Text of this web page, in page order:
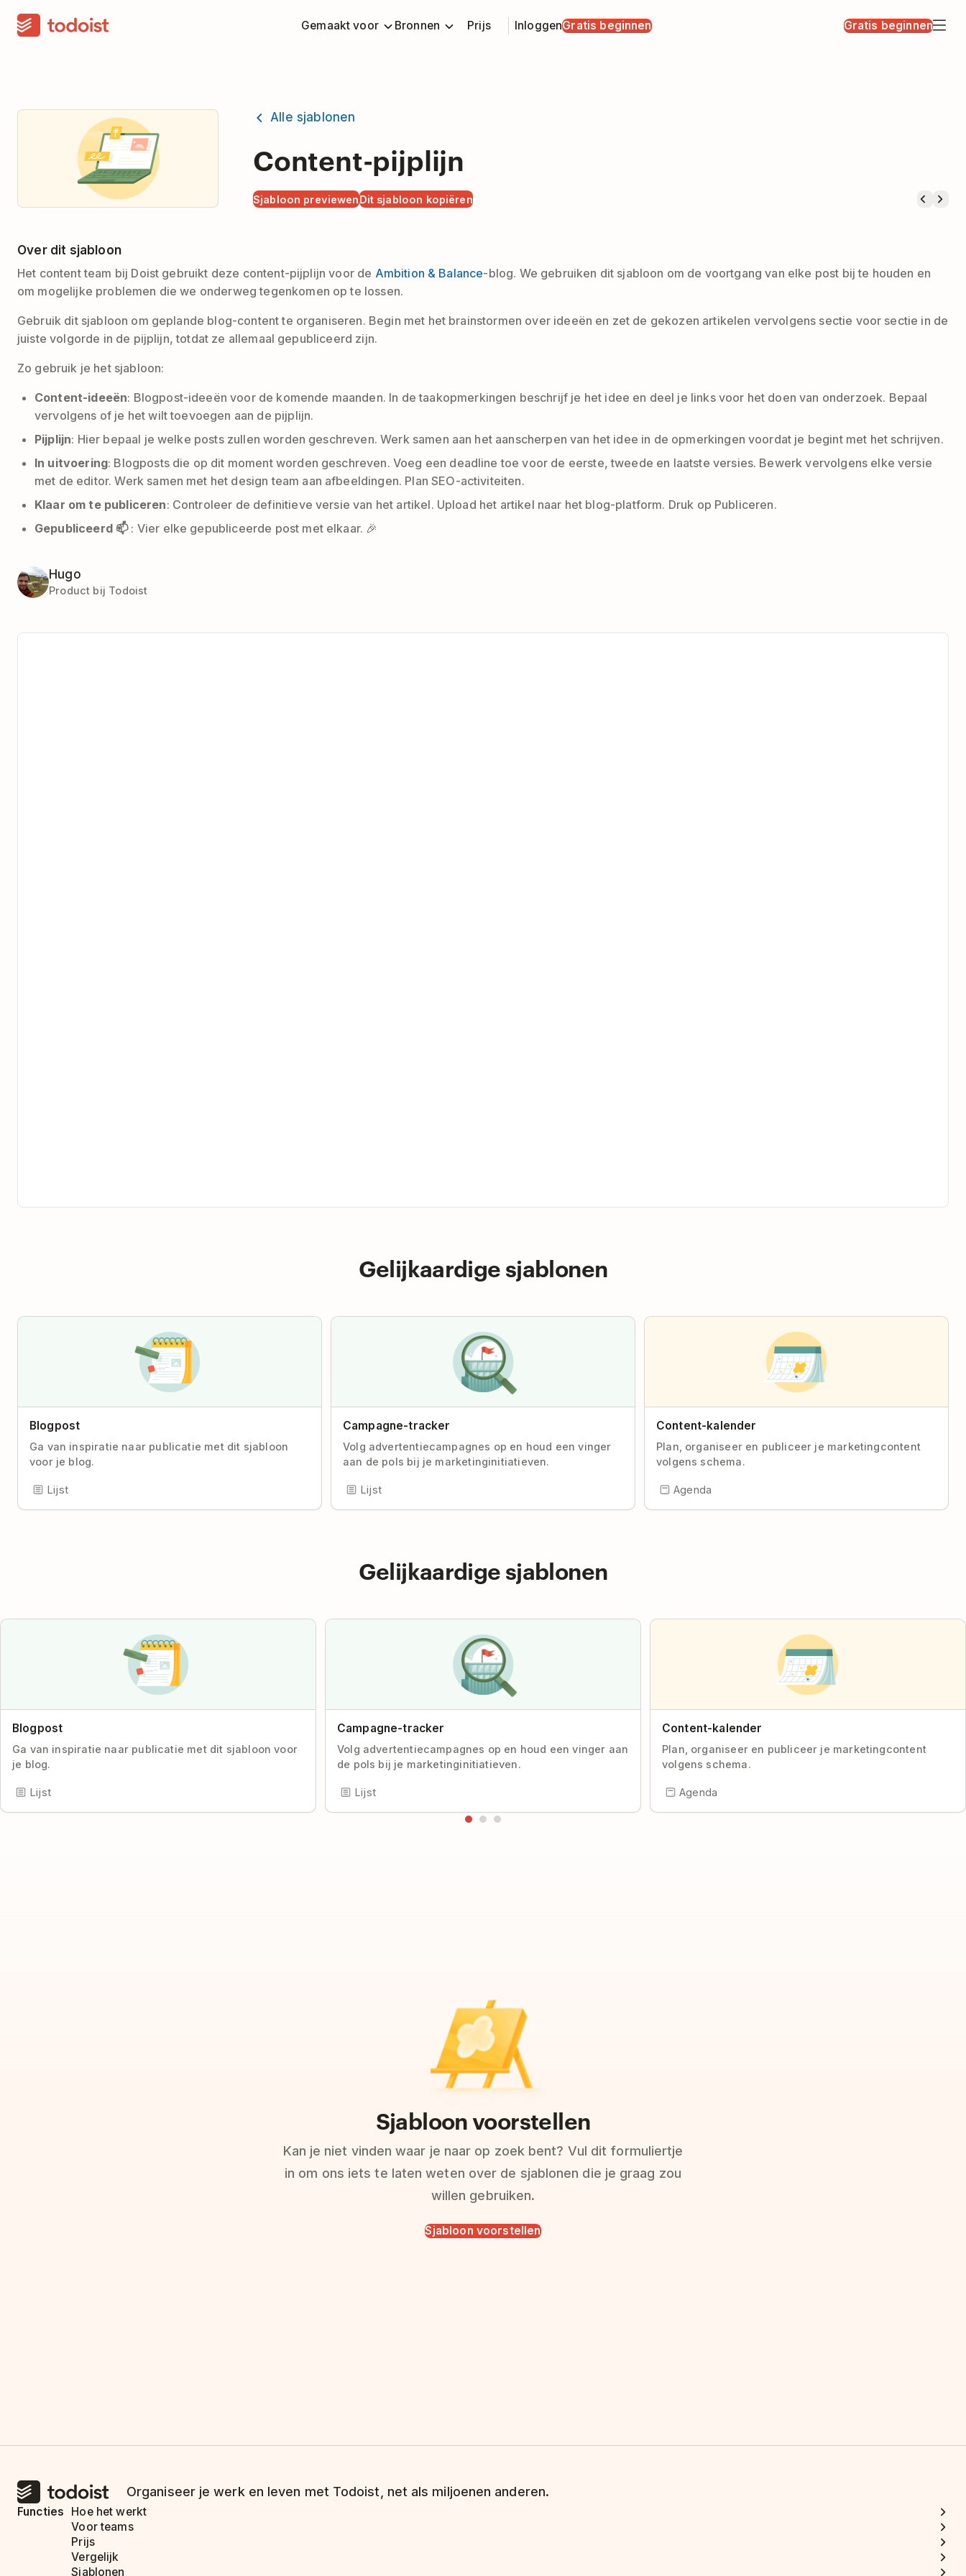
Gemaakt voor Bronnen Prijs InloggenGratis beginnen Gratis beginnen
Alle sjablonen
Content-pijplijn
Sjabloon previewenDit sjabloon kopiëren
Over dit sjabloon
Het content team bij Doist gebruikt deze content-pijplijn voor de Ambition & Balance-blog. We gebruiken dit sjabloon om de voortgang van elke post bij te houden en
om mogelijke problemen die we onderweg tegenkomen op te lossen.
Gebruik dit sjabloon om geplande blog-content te organiseren. Begin met het brainstormen over ideeën en zet de gekozen artikelen vervolgens sectie voor sectie in de
juiste volgorde in de pijplijn, totdat ze allemaal gepubliceerd zijn.
Zo gebruik je het sjabloon:
Content-ideeën: Blogpost-ideeën voor de komende maanden. In de taakopmerkingen beschrijf je het idee en deel je links voor het doen van onderzoek. Bepaal
vervolgens of je het wilt toevoegen aan de pijplijn.
Pijplijn: Hier bepaal je welke posts zullen worden geschreven. Werk samen aan het aanscherpen van het idee in de opmerkingen voordat je begint met het schrijven.
In uitvoering: Blogposts die op dit moment worden geschreven. Voeg een deadline toe voor de eerste, tweede en laatste versies. Bewerk vervolgens elke versie
met de editor. Werk samen met het design team aan afbeeldingen. Plan SEO-activiteiten.
Klaar om te publiceren: Controleer de definitieve versie van het artikel. Upload het artikel naar het blog-platform. Druk op Publiceren.
Gepubliceerd 📫: Vier elke gepubliceerde post met elkaar. 🎉
Hugo
Product bij Todoist
Gelijkaardige sjablonen
Blogpost
Ga van inspiratie naar publicatie met dit sjabloon
voor je blog.
Lijst
Campagne-tracker
Volg advertentiecampagnes op en houd een vinger
aan de pols bij je marketinginitiatieven.
Lijst
Content-kalender
Plan, organiseer en publiceer je marketingcontent
volgens schema.
Agenda
Gelijkaardige sjablonen
Blogpost
Ga van inspiratie naar publicatie met dit sjabloon voor
je blog.
Lijst
Campagne-tracker
Volg advertentiecampagnes op en houd een vinger aan
de pols bij je marketinginitiatieven.
Lijst
Content-kalender
Plan, organiseer en publiceer je marketingcontent
volgens schema.
Agenda
Sjabloon voorstellen
Kan je niet vinden waar je naar op zoek bent? Vul dit formuliertje
in om ons iets te laten weten over de sjablonen die je graag zou
willen gebruiken.
Sjabloon voorstellen
Organiseer je werk en leven met Todoist, net als miljoenen anderen.
Functies
Hoe het werkt
Voor teams
Prijs
Vergelijk
Sjablonen